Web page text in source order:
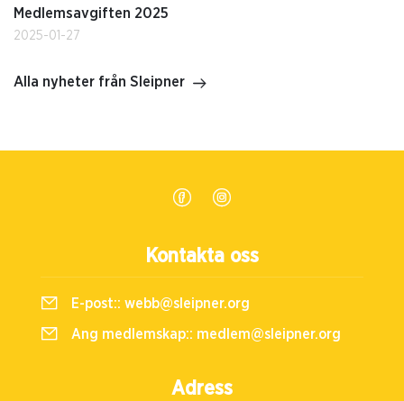
Medlemsavgiften 2025
2025-01-27
Alla nyheter från Sleipner
Kontakta oss
E-post:: webb@sleipner.org
Ang medlemskap:: medlem@sleipner.org
Adress